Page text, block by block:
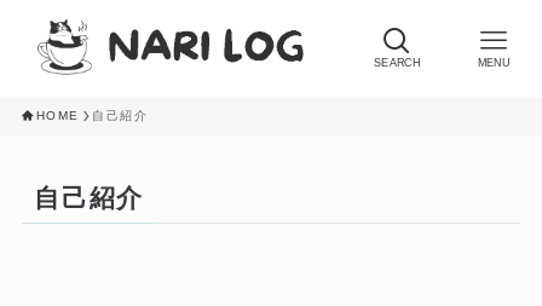
SEARCH MENU
HOME 自己紹介
自己紹介